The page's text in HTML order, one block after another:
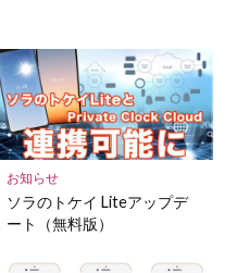
お知らせ
ソラのトケイ Liteアップデ
ート（無料版）